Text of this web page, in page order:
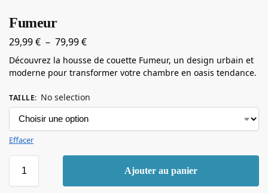
Fumeur
29,99€ – 79,99€
Découvrez la housse de couette Fumeur, un design urbain et
moderne pour transformer votre chambre en oasis tendance.
TAILLE: No selection
Effacer
Ajouter au panier